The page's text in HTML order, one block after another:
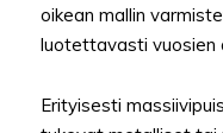
oikean mallin
luotettavasti vuosien
Erityisesti